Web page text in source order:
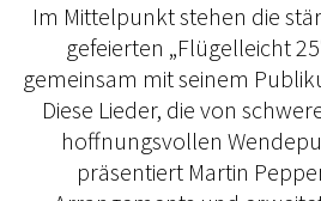
Im Mittelpunkt stehen die
gefeierten „Flügelleicht
gemeinsam mit seinem
Diese Lieder, die von
hoffnungsvollen
präsentiert Martin